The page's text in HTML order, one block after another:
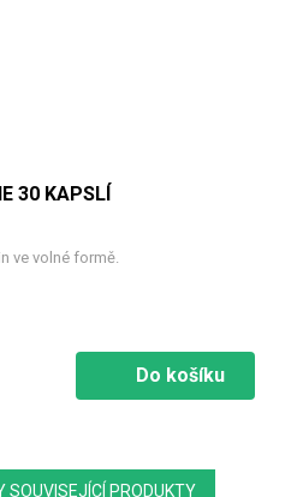
30 KAPSLÍ
ve volné formě.
Do košíku
SOUVISEJÍCÍ PRODUKTY